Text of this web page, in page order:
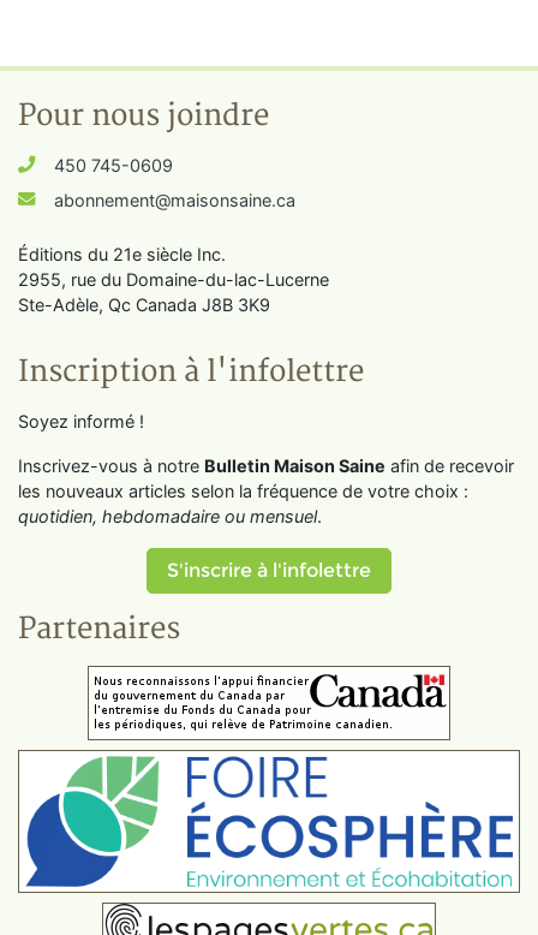
Pour nous joindre
450 745-0609
abonnement@maisonsaine.ca
Éditions du 21e siècle Inc.
2955, rue du Domaine-du-lac-Lucerne
Ste-Adèle, Qc Canada J8B 3K9
Inscription à l'infolettre
Soyez informé !
Inscrivez-vous à notre Bulletin Maison Saine afin de recevoir
les nouveaux articles selon la fréquence de votre choix :
quotidien, hebdomadaire ou mensuel.
S'inscrire à l'infolettre
Partenaires